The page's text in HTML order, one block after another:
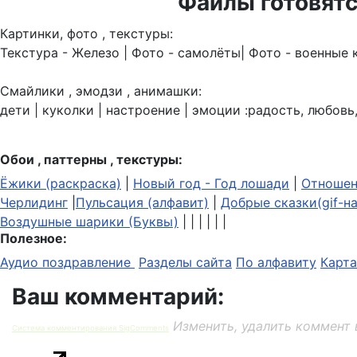
Картинки, фото , текстуры:
Текстура - Железо | Фото - самолёты| Фото - военные
Смайлики , эмодзи , анимашки:
дети | куколки | настроение | эмоции :радость,
Обои , паттерны , текстуры:
Ёжики (раскраска)
Новый год - Год лошади
Черлидинг Пульсация (алфавит) Добрые сказки(gif-
Воздушные шарики (Буквы)
Полезное:
Аудио поздравление Разделы сайта По алфавиту
Ваш комментарий:
Система комментирования SigComments Изменить, удалить